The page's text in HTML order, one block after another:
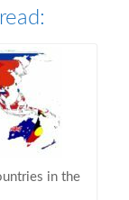
in the